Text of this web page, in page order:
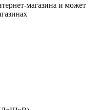
магазина и может